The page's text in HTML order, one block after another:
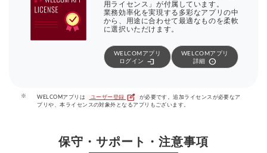
用ライセンス」が付属しています。
業務効率化を実現する多彩なアプリの中
から、用途に合わせて最適なものを柔軟
に選択いただけます。
WELCOMアプリ
ログイン
login
WELCOMアプリ
詳細
arrow_circle_right
※ WELCOMアプリは ユーザー登録 edit_square
が必要です。追加ライセンスが必要なア
プリや、本ライセンスの対象外となるアプリもございます。
保守・サポート・注意事項